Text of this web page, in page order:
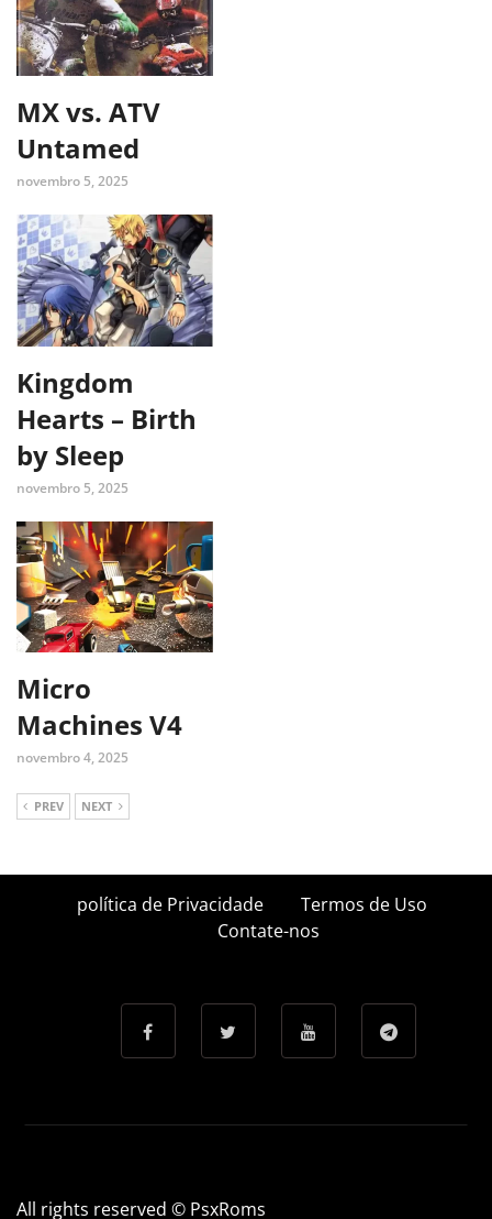
MX vs. ATV
Untamed
novembro 5, 2025
Kingdom
Hearts – Birth
by Sleep
novembro 5, 2025
Micro
Machines V4
novembro 4, 2025
PREV NEXT
política de Privacidade
Termos de Uso
Contate-nos
All rights reserved © PsxRoms